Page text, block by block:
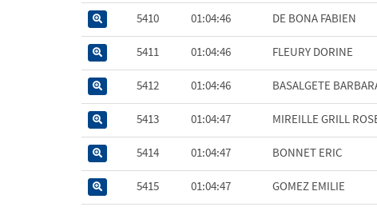
5410 01:04:46 DE BONA FABIEN
5411 01:04:46 FLEURY DORINE
5412 01:04:46 BASALGETE
5413 01:04:47 MIREILLE GRILL
5414 01:04:47 BONNET ERIC
5415 01:04:47 GOMEZ EMILIE